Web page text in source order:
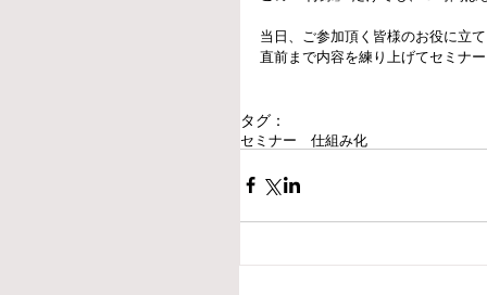
当日、ご参加頂く皆様のお役に立
直前まで内容を練り上げてセミナ
タグ：
セミナー 仕組み化